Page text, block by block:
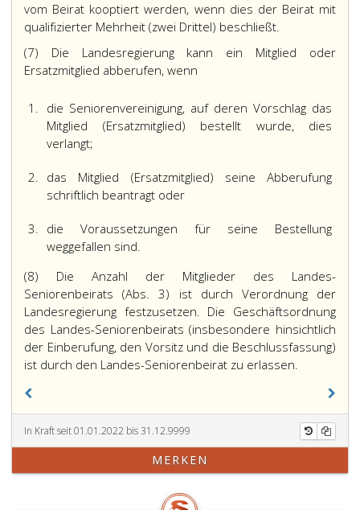
vom Beirat kooptiert werden, wenn dies der Beirat mit
qualifizierter Mehrheit (zwei Drittel) beschließt.
(7) Die Landesregierung kann ein Mitglied oder
Ersatzmitglied abberufen, wenn
1. die Seniorenvereinigung, auf deren Vorschlag das
Mitglied (Ersatzmitglied) bestellt wurde, dies
verlangt;
2. das Mitglied (Ersatzmitglied) seine Abberufung
schriftlich beantragt oder
3. die Voraussetzungen für seine Bestellung
weggefallen sind.
(8) Die Anzahl der Mitglieder des Landes-
Seniorenbeirats (Abs. 3) ist durch Verordnung der
Landesregierung festzusetzen. Die Geschäftsordnung
des Landes-Seniorenbeirats (insbesondere hinsichtlich
der Einberufung, den Vorsitz und die Beschlussfassung)
ist durch den Landes-Seniorenbeirat zu erlassen.
In Kraft seit 01.01.2022 bis 31.12.9999
MERKEN